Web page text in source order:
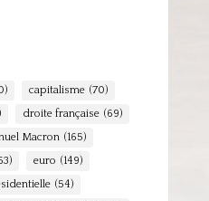
capitalisme (70)
droite française (69)
Macron (165)
euro (149)
(54)